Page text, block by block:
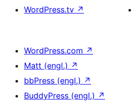
WordPress.tv ↗
WordPress.com ↗
Matt (engl.) ↗
bbPress (engl.) ↗
BuddyPress (engl.) ↗